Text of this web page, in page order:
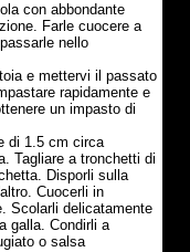
con abbondante
Farle cuocere a
nello
e mettervi il passato
rapidamente e
un impasto di
di 1.5 cm circa
Tagliare a tronchetti di
Disporli sulla
Cuocerli in
Scolarli delicatamente
galla. Condirli a
o salsa